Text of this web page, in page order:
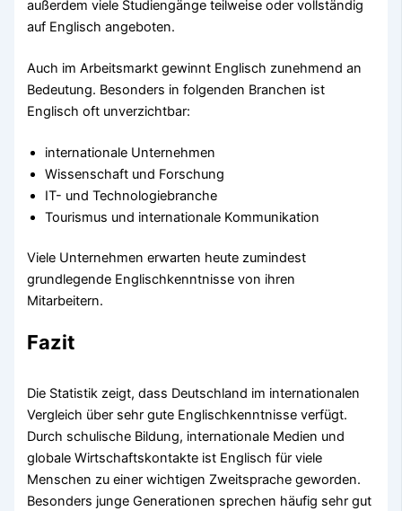
außerdem viele Studiengänge teilweise oder vollständig
auf Englisch angeboten.
Auch im Arbeitsmarkt gewinnt Englisch zunehmend an
Bedeutung. Besonders in folgenden Branchen ist
Englisch oft unverzichtbar:
internationale Unternehmen
Wissenschaft und Forschung
IT- und Technologiebranche
Tourismus und internationale Kommunikation
Viele Unternehmen erwarten heute zumindest
grundlegende Englischkenntnisse von ihren
Mitarbeitern.
Fazit
Die Statistik zeigt, dass Deutschland im internationalen
Vergleich über sehr gute Englischkenntnisse verfügt.
Durch schulische Bildung, internationale Medien und
globale Wirtschaftskontakte ist Englisch für viele
Menschen zu einer wichtigen Zweitsprache geworden.
Besonders junge Generationen sprechen häufig sehr gut